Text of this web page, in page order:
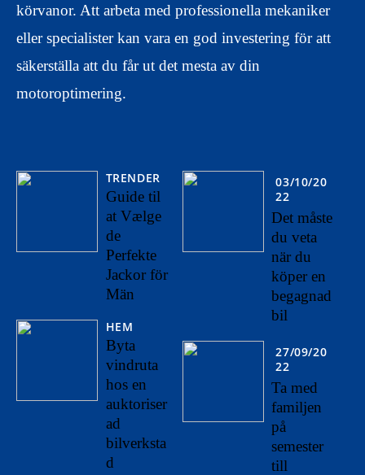
körvanor. Att arbeta med professionella mekaniker
eller specialister kan vara en god investering för att
säkerställa att du får ut det mesta av din
motoroptimering.
TRENDER
Guide til
at Vælge
de
Perfekte
Jackor för
Män
HEM
Byta
vindruta
hos en
auktoriser
ad
bilverksta
d
03/10/20
22
Det måste
du veta
när du
köper en
begagnad
bil
27/09/20
22
Ta med
familjen
på
semester
till